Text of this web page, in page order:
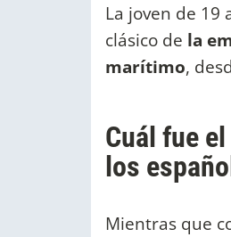
La joven de 19
clásico de la
marítimo,
Cuál fue
los
Mientras que